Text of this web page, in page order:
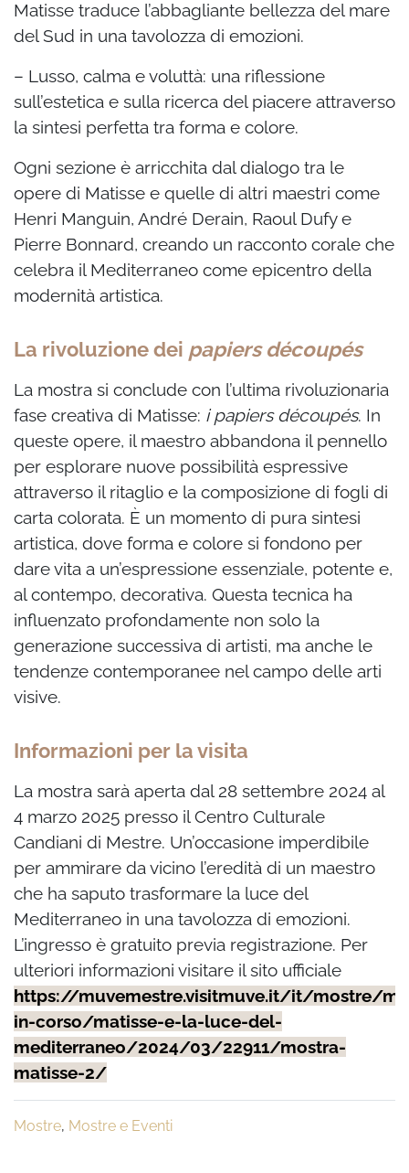
Matisse traduce l’abbagliante bellezza del mare
del Sud in una tavolozza di emozioni.
– Lusso, calma e voluttà: una riflessione
sull’estetica e sulla ricerca del piacere attraverso
la sintesi perfetta tra forma e colore.
Ogni sezione è arricchita dal dialogo tra le
opere di Matisse e quelle di altri maestri come
Henri Manguin, André Derain, Raoul Dufy e
Pierre Bonnard, creando un racconto corale che
celebra il Mediterraneo come epicentro della
modernità artistica.
La rivoluzione dei papiers découpés
La mostra si conclude con l’ultima rivoluzionaria
fase creativa di Matisse: i papiers découpés. In
queste opere, il maestro abbandona il pennello
per esplorare nuove possibilità espressive
attraverso il ritaglio e la composizione di fogli di
carta colorata. È un momento di pura sintesi
artistica, dove forma e colore si fondono per
dare vita a un’espressione essenziale, potente e,
al contempo, decorativa. Questa tecnica ha
influenzato profondamente non solo la
generazione successiva di artisti, ma anche le
tendenze contemporanee nel campo delle arti
visive.
Informazioni per la visita
La mostra sarà aperta dal 28 settembre 2024 al
4 marzo 2025 presso il Centro Culturale
Candiani di Mestre. Un’occasione imperdibile
per ammirare da vicino l’eredità di un maestro
che ha saputo trasformare la luce del
Mediterraneo in una tavolozza di emozioni.
L’ingresso è gratuito previa registrazione. Per
ulteriori informazioni visitare il sito ufficiale
https://muvemestre.visitmuve.it/it/mostre/
in-corso/matisse-e-la-luce-del-
mediterraneo/2024/03/22911/mostra-
matisse-2/
Mostre, Mostre e Eventi